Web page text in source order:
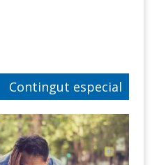
Contingut especial